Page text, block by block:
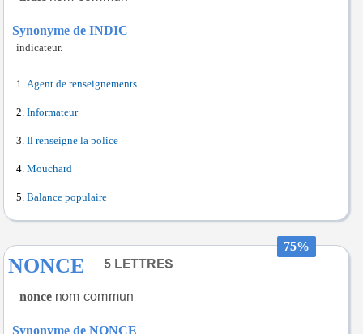
Synonyme de INDIC
indicateur.
Agent de renseignements
Informateur
Il renseigne la police
Mouchard
Balance populaire
75%
NONCE
nonce
Synonyme de NONCE